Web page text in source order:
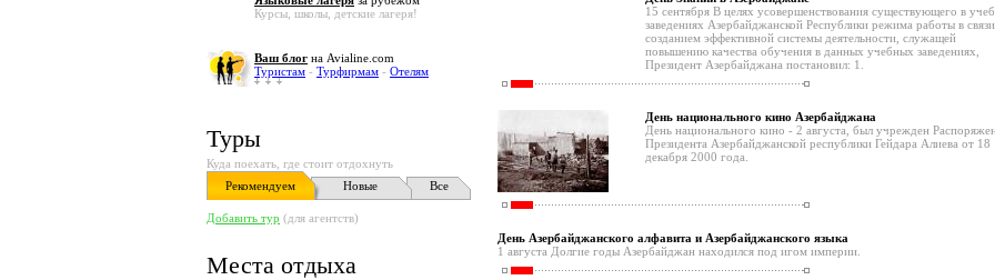
Курсы, школы, детские лагеря!
Ваш блог на Avialine.com
Туристам - Турфирмам - Отелям
Туры
Куда поехать, где стоит отдохнуть
Рекомендуем
Новые Все
Добавить тур (для агентств)
Места отдыха
15 сентября В целях усовершенствования существующего в
заведениях Азербайджанской Республики режима работы в
созданием эффективной системы деятельности, служащей
повышению качества обучения в данных учебных заведениях,
Президент Азербайджана постановил: 1.
День национального кино Азербайджана
День национального кино - 2 августа, был учрежден
Президента Азербайджанской республики Гейдара Алиева от 18
декабря 2000 года.
День Азербайджанского алфавита и Азербайджанского языка
1 августа Долгие годы Азербайджан находился под игом империи.